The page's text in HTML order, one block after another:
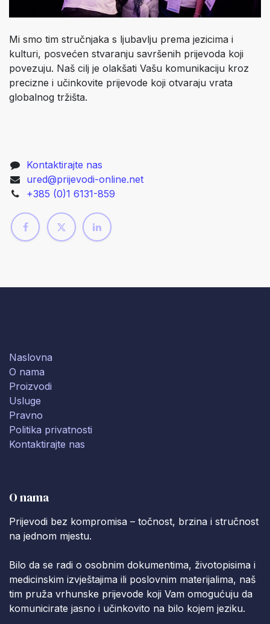
Mi smo tim stručnjaka s ljubavlju prema jezicima i
kulturi, posvećen stvaranju savršenih prijevoda koji
povezuju. Naš cilj je olakšati Vašu komunikaciju kroz
precizne i učinkovite prijevode koji otvaraju vrata
globalnog tržišta.
Kontaktirajte nas
ured@prijevodi-online.net
+385 (0)1 6131-859
Naslovna
O nama
Proizvodi
Usluge
Pravno
Politika privatnosti
Kontaktirajte nas
O nama
Prijevodi bez kompromisa – točnost, brzina i stručnost
na jednom mjestu.
Bilo da se radi o osobnim dokumentima, životopisima i
medicinskim izvještajima ili poslovnim materijalima, naš
tim pruža vrhunske prijevode koji Vam omogućuju da
komunicirate jasno i učinkovito na bilo kojem jeziku.